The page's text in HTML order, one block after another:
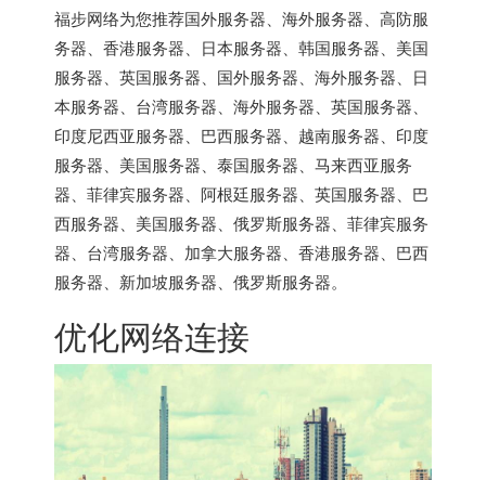
福步网络为您推荐国外服务器 海外服务器
高防服
务器
香港服务器 日本服务器 韩国服务器
美国
服务器
英国服务器 国外服务器 海外服务器
日
本服务器
台湾服务器 海外服务器 英国服务器
印度尼西亚服务器
巴西服务器 越南服务器
印度
服务器
美国服务器 泰国服务器
马来西亚服务
器
菲律宾服务器 阿根廷服务器 英国服务器
巴
西服务器
美国服务器 俄罗斯服务器
菲律宾服务
器
台湾服务器 加拿大服务器 香港服务器
巴西
服务器
新加坡服务器 俄罗斯服务器。
优化网络连接